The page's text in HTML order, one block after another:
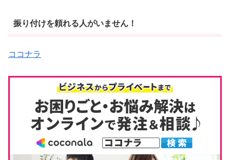
振り付けを頼れる人がいません！
ココナラ